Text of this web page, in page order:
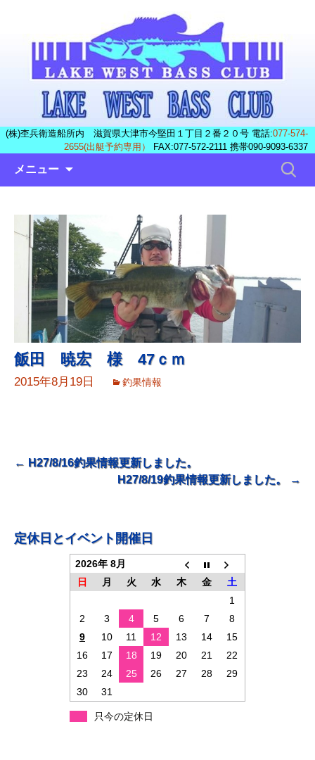
(株)杢兵衛造船所内 滋賀県大津市今堅田１丁目２番２０号 電話:077-574-
2655(出艇予約専用）
FAX:077-572-2111 携帯090-9093-6337
メニュー
ツ
へ
ス
キ
ッ
プ
検
索:
飯田 暁宏 様 47ｃｍ
2015年8月19日 釣果情報
ビ
← H27/8/16釣果情報更新しました。
H27/8/19釣果情報更新しました。
→
定休日とイベント開催日
2026年 8月
日
月 火 水 木 金
土
1
2
3 4 5 6 7
8
9
10 11 12 13 14
15
16
17 18 19 20 21
22
23
24 25 26 27 28
29
30
31
只今の定休日